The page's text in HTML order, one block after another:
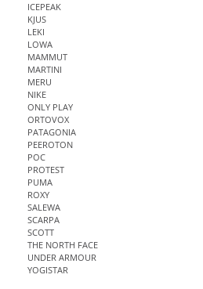
ICEPEAK
KJUS
LEKI
LOWA
MAMMUT
MARTINI
MERU
NIKE
ONLY PLAY
ORTOVOX
PATAGONIA
PEEROTON
POC
PROTEST
PUMA
ROXY
SALEWA
SCARPA
SCOTT
THE NORTH FACE
UNDER ARMOUR
YOGISTAR